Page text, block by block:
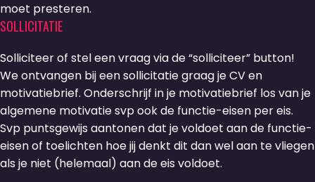
moet presteren.
SOLLICITATIE
Solliciteer of stel een vraag via de “solliciteer” button!
We ontvangen bij een sollicitatie graag je CV en
motivatiebrief. Onderschrijf in je motivatiebrief los van je
algemene motivatie svp ook de functie-eisen per eis.
Svp puntsgewijs aantonen dat je voldoet aan de functie-
eisen of toelichten hoe jij denkt dit dan wel aan te vliegen
als je niet (helemaal) aan de eis voldoet.